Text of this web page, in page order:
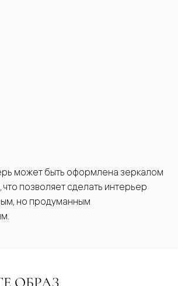
может быть оформлена зеркалом
позволяет сделать интерьер
но продуманным
ОБРАЗ